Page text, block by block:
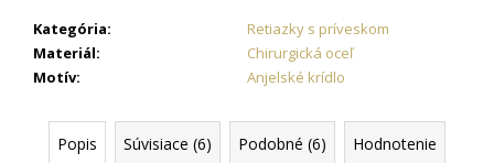
Kategória:
Retiazky s príveskom
Materiál:
Chirurgická oceľ
Motív: Anjelské krídlo
Popis Súvisiace (6) Podobné (6) Hodnotenie
ZVOLIŤ
DĹŽKU
RETIAZKY